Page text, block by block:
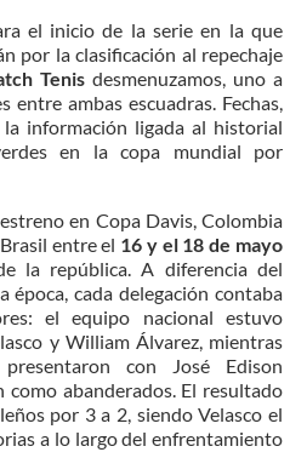
el inicio de la serie en la que
por la clasificación al repechaje
Tenisdesmenuzamos, uno a
entre ambas escuadras. Fechas,
información ligada al historial
en la copa mundial por
en Copa Davis, Colombia
entre el 16 y el 18 de mayo
la república. A diferencia del
época, cada delegación contaba
el equipo nacional estuvo
y William Álvarez, mientras
con José Edison
como abanderados. El resultado
por 3 a 2, siendo Velasco el
a lo largo del enfrentamiento